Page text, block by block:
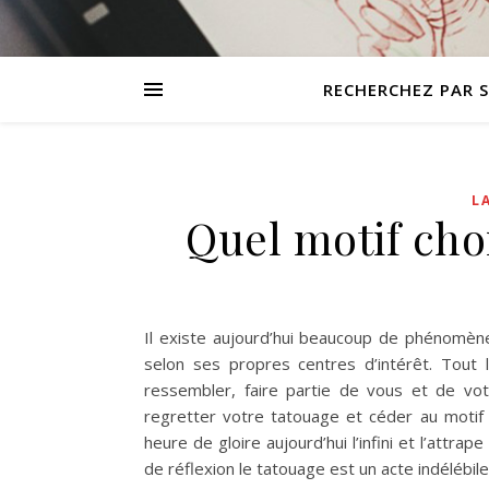
RECHERCHEZ PAR
Quel motif
Il existe aujourd’hui beaucoup de
selon ses propres centres d’intérêt.
ressembler, faire partie de vous et de
regretter votre tatouage et céder au motif
heure de gloire aujourd’hui l’infini et
de réflexion le tatouage est un acte